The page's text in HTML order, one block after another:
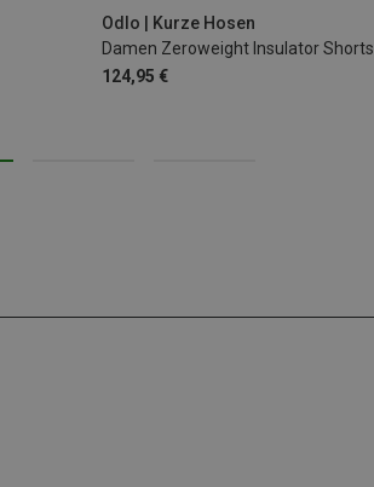
Odlo | Kurze Hosen
Damen Zeroweight Insulator Shorts
124,95 €